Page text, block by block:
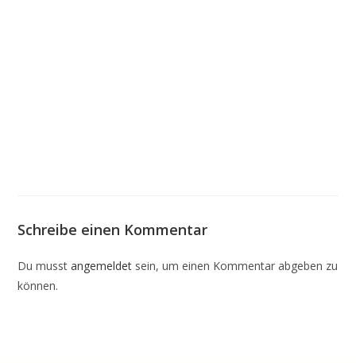
Schreibe einen Kommentar
Du musstangemeldet sein, um einen Kommentar abgeben zu
können.